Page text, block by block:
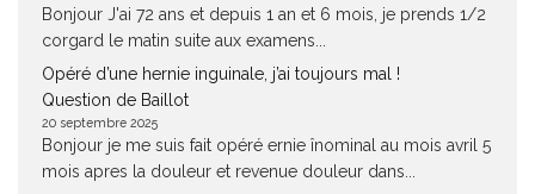
Bonjour J'ai 72 ans et depuis 1 an et 6 mois, je prends 1/2
corgard le matin suite aux examens...
Opéré d’une hernie inguinale, j’ai toujours mal !
Question de Baillot
20 septembre 2025
Bonjour je me suis fait opéré ernie înominal au mois avril 5
mois apres la douleur et revenue douleur dans...